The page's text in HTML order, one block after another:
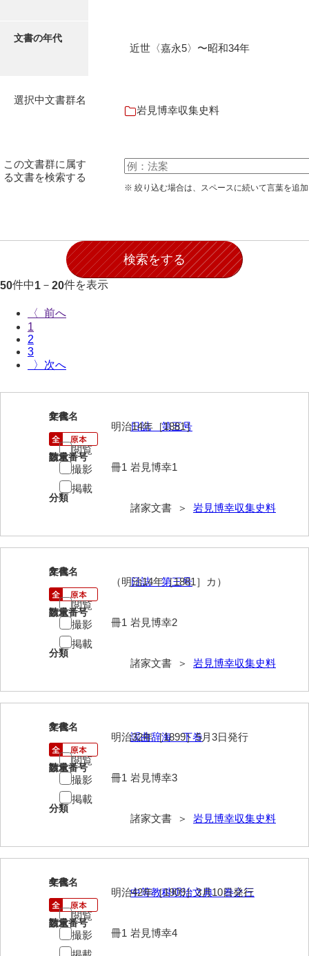
市原家文書
厳島神社祭礼堅田中組水上会講文書
出羽家文書
一宝家文書
井上家文書（大和町）
井上家文書（防府市）
井上家文書（徳山市）
井上勉家文書（大和町）
井下家文書（埼玉県）
今井家文書
今川家文書
入江九一文書
岩崎家文書（秋芳町）
岩崎家文書（鹿野町）
岩見博幸収集史料
上田家文書（防府市）
上田家文書（横浜市）
上野竹逸文書
上松氏収集文書
宇多田家文書
内田家文書（豊中市）
内田家文書（防府市）
文書の年代
近世〈嘉永5〉〜昭和34年
選択中文書群名
岩見博幸収集史料
この文書群に属す
る文書を検索する
※ 絞り込む場合は、スペースに続いて言葉を追
50件中1 － 20件を表示
〈
1
2
3
〉
1
文書名
日誌 第五号
請求番号
岩見博幸1
分類
諸家文書 ＞ 岩見博幸収集史料
年代
明治14年［1881］
数量
冊1
閲覧
撮影
掲載
2
文書名
日誌 第三号
請求番号
岩見博幸2
分類
諸家文書 ＞ 岩見博幸収集史料
年代
（明治14年［1881］カ）
数量
冊1
閲覧
撮影
掲載
3
文書名
謡曲辞海 下巻
請求番号
岩見博幸3
分類
諸家文書 ＞ 岩見博幸収集史料
年代
明治32年［1899］5月3日発行
数量
冊1
閲覧
撮影
掲載
4
文書名
中等教科明治文典 巻之三
請求番号
岩見博幸4
年代
明治42年［1909］3月10日発行
数量
冊1
閲覧
撮影